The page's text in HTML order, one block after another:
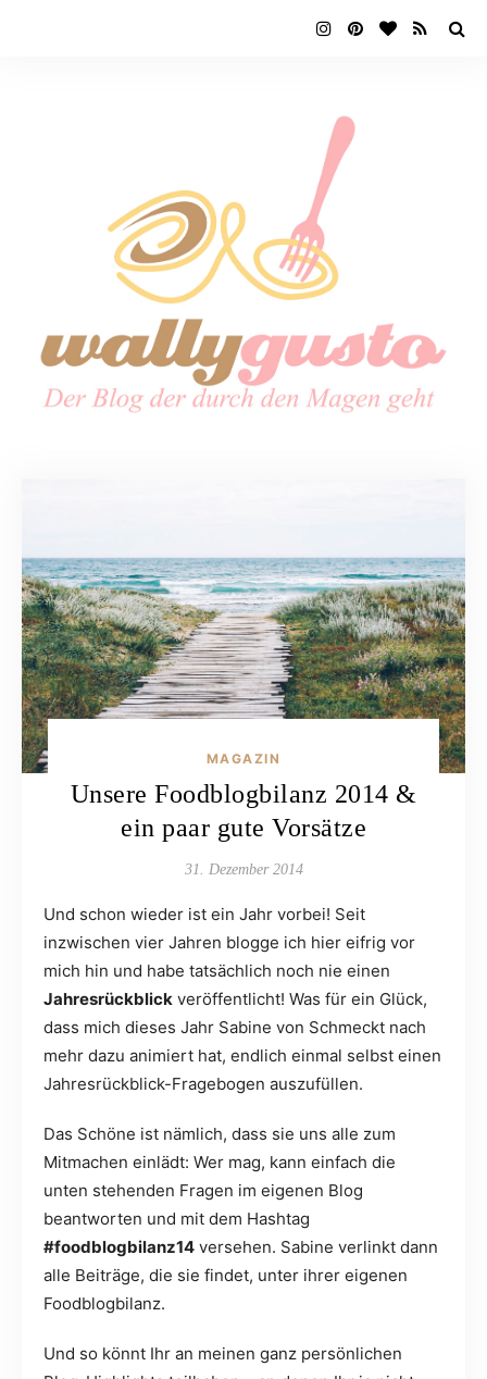
MAGAZIN
Unsere Foodblogbilanz 2014‬ &
ein paar gute Vorsätze
31. Dezember 2014
Und schon wieder ist ein Jahr vorbei! Seit
inzwischen vier Jahren blogge ich hier eifrig vor
mich hin und habe tatsächlich noch nie einen
Jahresrückblick veröffentlicht! Was für ein Glück,
dass mich dieses Jahr Sabine von Schmeckt nach
mehr dazu animiert hat, endlich einmal selbst einen
Jahresrückblick-Fragebogen auszufüllen.
Das Schöne ist nämlich, dass sie uns alle zum
Mitmachen einlädt: Wer mag, kann einfach die
unten stehenden Fragen im eigenen Blog
beantworten und mit dem Hashtag
#foodblogbilanz14 versehen. Sabine verlinkt dann
alle Beiträge, die sie findet, unter ihrer eigenen
Foodblogbilanz.
Und so könnt Ihr an meinen ganz persönlichen